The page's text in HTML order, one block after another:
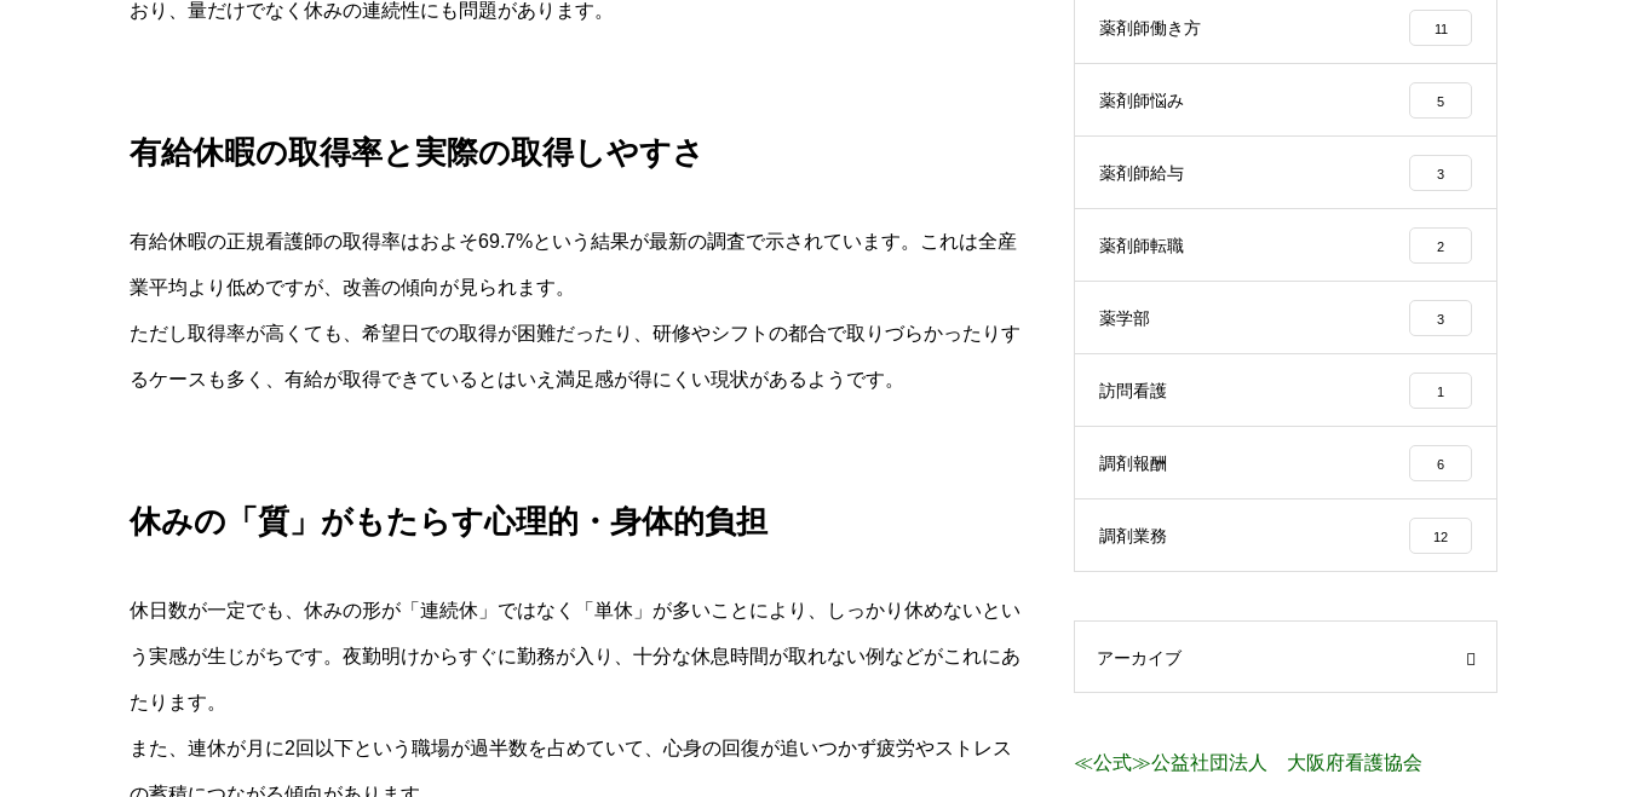
おり、量だけでなく休みの連続性にも問題があります。
有給休暇の取得率と実際の取得しやすさ
有給休暇の正規看護師の取得率はおよそ69.7%という結果が最新の調査で示されています。これは全産
業平均より低めですが、改善の傾向が見られます。
ただし取得率が高くても、希望日での取得が困難だったり、研修やシフトの都合で取りづらかったりす
るケースも多く、有給が取得できているとはいえ満足感が得にくい現状があるようです。
休みの「質」がもたらす心理的・身体的負担
休日数が一定でも、休みの形が「連続休」ではなく「単休」が多いことにより、しっかり休めないとい
う実感が生じがちです。夜勤明けからすぐに勤務が入り、十分な休息時間が取れない例などがこれにあ
たります。
また、連休が月に2回以下という職場が過半数を占めていて、心身の回復が追いつかず疲労やストレス
薬剤師働き方 11
薬剤師悩み 5
薬剤師給与 3
薬剤師転職 2
薬学部 3
訪問看護 1
調剤報酬 6
調剤業務 12
アーカイブ
≪公式≫公益社団法人 大阪府看護協会